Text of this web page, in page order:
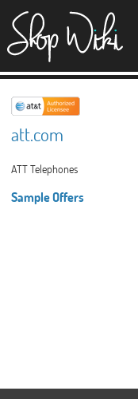
att.com
ATT Telephones
Sample Offers